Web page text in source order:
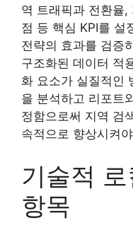
역 트래픽과 전환율,
점 등 핵심 KPI를 설
전략의 효과를 검증
구조화된 데이터 적
화 요소가 실질적인
을 분석하고 리포트
정함으로써 지역 검
속적으로 향상시켜
기술적
항목